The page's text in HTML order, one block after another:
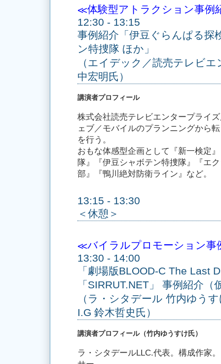
≪体験型アトラクション事例
12:30 - 13:15
事例紹介「伊豆ぐらんぱる探
ン特捜隊 ほか」
（エイデック／読売テレビ
中宏明氏）
講演者プロフィール
株式会社読売テレビエンタープライ
ェブ／モバイルのプランニングから
を行う。
おもな体感型企画として『新一検定
隊』『伊豆シャボテン特捜隊』『エ
部』『鴨川絶対防衛ライン』など。
13:15 - 13:30
＜休憩＞
≪バイラルプロモーション事
13:30 - 14:00
「劇場版BLOOD-C The Last
「SIRRUT.NET」 事例紹介（
（ラ・シタデール 竹内ゆう
I.G 鈴木哲史氏）
講演者プロフィール（竹内ゆうすけ氏）
ラ・シタデールLLC.代表。構成作家